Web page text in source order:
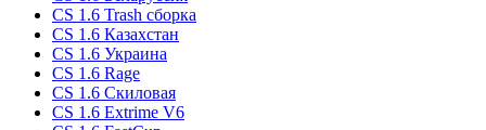
CS 1.6 Trash сборка
CS 1.6 Казахстан
CS 1.6 Украина
CS 1.6 Rage
CS 1.6 Скиловая
CS 1.6 Extrime V6